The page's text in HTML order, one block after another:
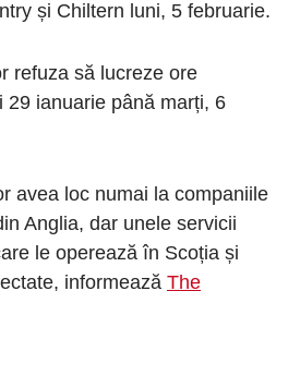
și Chiltern luni, 5 februarie.
refuza să lucreze ore
29 ianuarie până marți, 6
avea loc numai la companiile
Anglia, dar unele servicii
le operează în Scoția și
informează The